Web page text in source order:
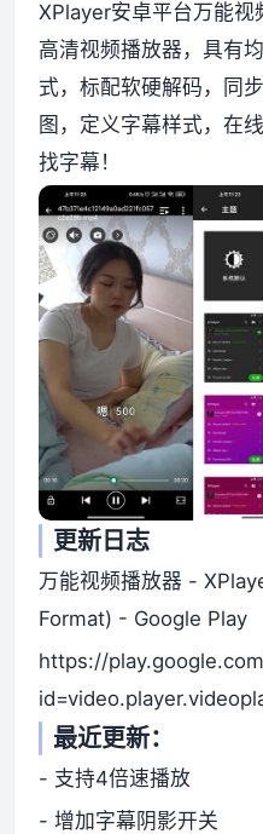
技术分享
资源资讯
XPlayer安卓平台万能视
高清视频播放器，具有
式，标配软硬解码，同
图，定义字幕样式，在
找字幕！
更新日志
万能视频播放器 -
Format) - Google Play
https://
最近更新：
- 支持4倍速播放
- 增加字幕阴影开关